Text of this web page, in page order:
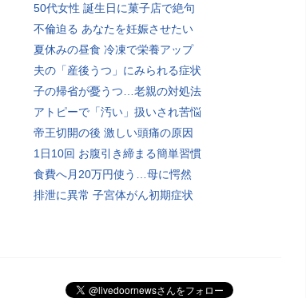
50代女性 誕生日に菓子店で絶句
不倫迫る あなたを妊娠させたい
夏休みの昼食 冷凍で栄養アップ
夫の「産後うつ」にみられる症状
子の帰省が憂うつ…老親の対処法
アトピーで「汚い」扱いされ苦悩
帝王切開の後 激しい頭痛の原因
1日10回 お腹引き締まる簡単習慣
食費へ月20万円使う…母に愕然
排泄に異常 子宮体がん初期症状